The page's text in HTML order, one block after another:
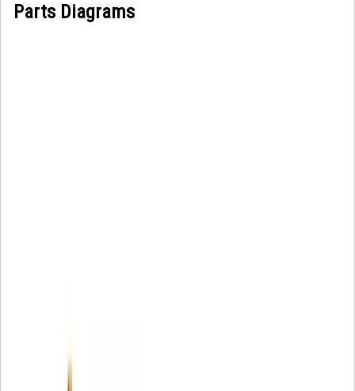
Parts Diagrams